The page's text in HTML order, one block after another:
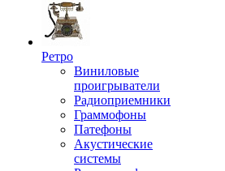
Ретро
Виниловые
проигрыватели
Радиоприемники
Граммофоны
Патефоны
Акустические
системы